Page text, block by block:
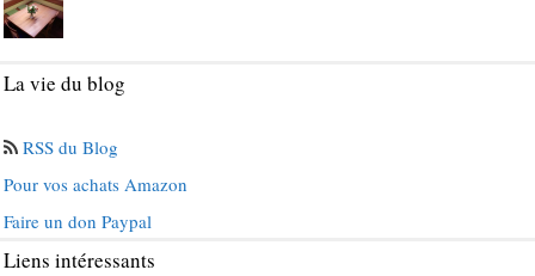
La vie du blog
RSS du Blog
Pour vos achats Amazon
Faire un don Paypal
Liens intéressants